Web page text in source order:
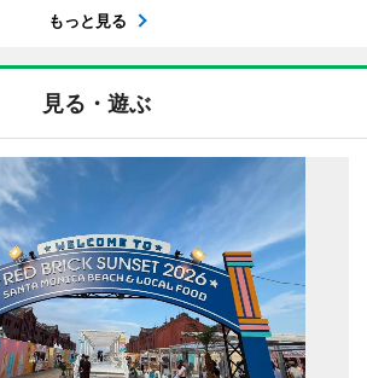
もっと見る
見る・遊ぶ